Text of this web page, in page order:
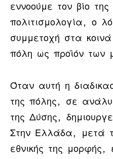
εννοούμε τον βίο
πολιτισμολογία, ο
συμμετοχή στα
πόλη ως προϊόν των
Όταν αυτή η
της πόλης, σε
της Δύσης,
Στην Ελλάδα, μετά
εθνικής της μορφής,